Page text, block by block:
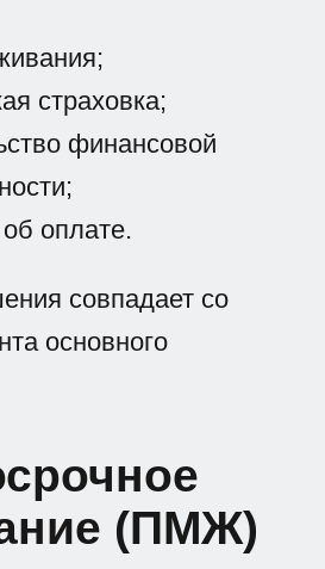
страховка;
финансовой
оплате.
совпадает со
основного
(ПМЖ)